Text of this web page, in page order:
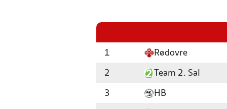
1 Rødovre
2 Team 2. Sal
3 HB